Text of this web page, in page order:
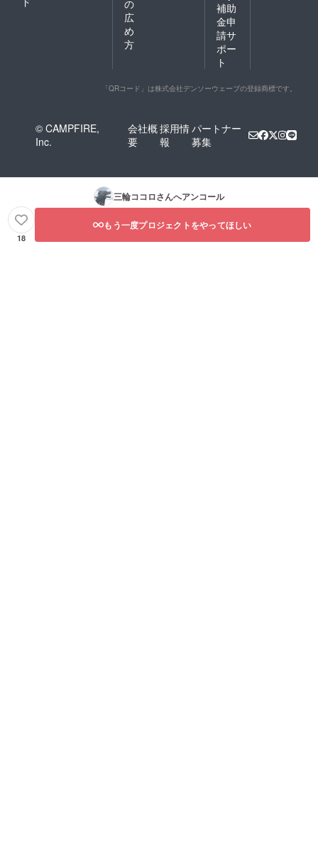
の
広
め
方
補助
金申
請サ
ポー
ト
「QRコード」は株式会社デンソーウェーブの登録商標です。
© CAMPFIRE,
Inc.
会社概
要
採用情
報
パートナー
募集
三輪ココロさんへアンコール
18
もう一度プロジェクトをやってほしい